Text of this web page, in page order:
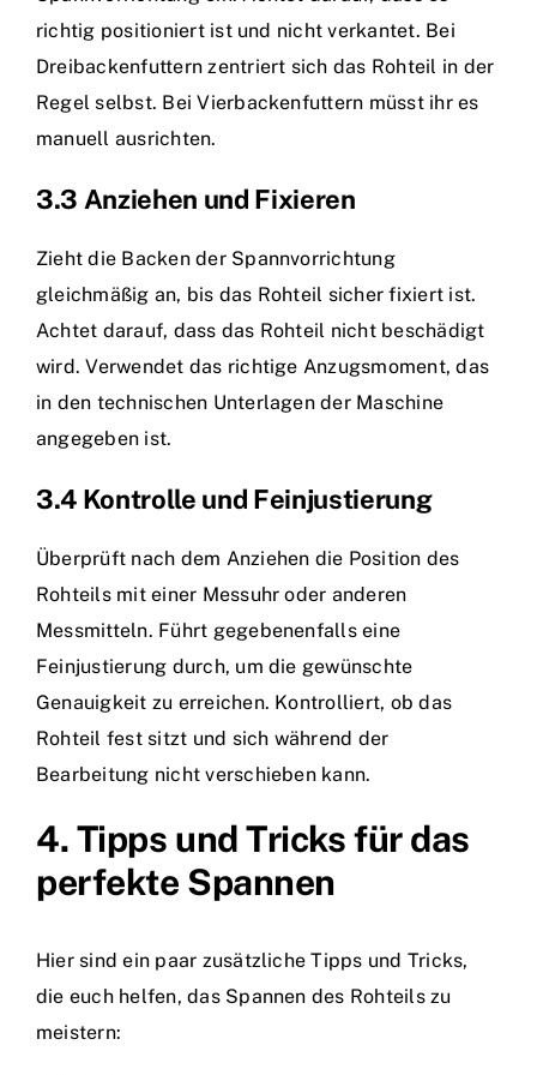
richtig positioniert ist und nicht verkantet. Bei
Dreibackenfuttern zentriert sich das Rohteil in der
Regel selbst. Bei Vierbackenfuttern müsst ihr es
manuell ausrichten.
3.3 Anziehen und Fixieren
Zieht die Backen der Spannvorrichtung
gleichmäßig an, bis das Rohteil sicher fixiert ist.
Achtet darauf, dass das Rohteil nicht beschädigt
wird. Verwendet das richtige Anzugsmoment, das
in den technischen Unterlagen der Maschine
angegeben ist.
3.4 Kontrolle und Feinjustierung
Überprüft nach dem Anziehen die Position des
Rohteils mit einer Messuhr oder anderen
Messmitteln. Führt gegebenenfalls eine
Feinjustierung durch, um die gewünschte
Genauigkeit zu erreichen. Kontrolliert, ob das
Rohteil fest sitzt und sich während der
Bearbeitung nicht verschieben kann.
4. Tipps und Tricks für das
perfekte Spannen
Hier sind ein paar zusätzliche Tipps und Tricks,
die euch helfen, das Spannen des Rohteils zu
meistern: